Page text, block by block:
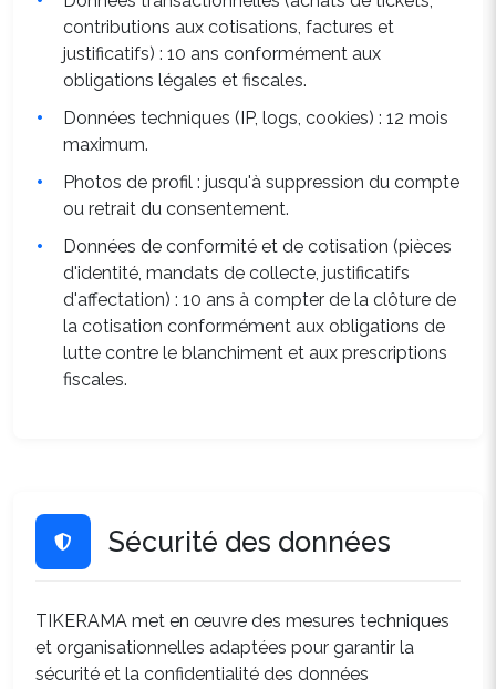
contributions aux cotisations, factures et
justificatifs) : 10 ans conformément aux
obligations légales et fiscales.
Données techniques (IP, logs, cookies) : 12 mois
maximum.
Photos de profil : jusqu'à suppression du compte
ou retrait du consentement.
Données de conformité et de cotisation (pièces
d'identité, mandats de collecte, justificatifs
d'affectation) : 10 ans à compter de la clôture de
la cotisation conformément aux obligations de
lutte contre le blanchiment et aux prescriptions
fiscales.
Sécurité des données
TIKERAMA met en œuvre des mesures techniques
et organisationnelles adaptées pour garantir la
sécurité et la confidentialité des données